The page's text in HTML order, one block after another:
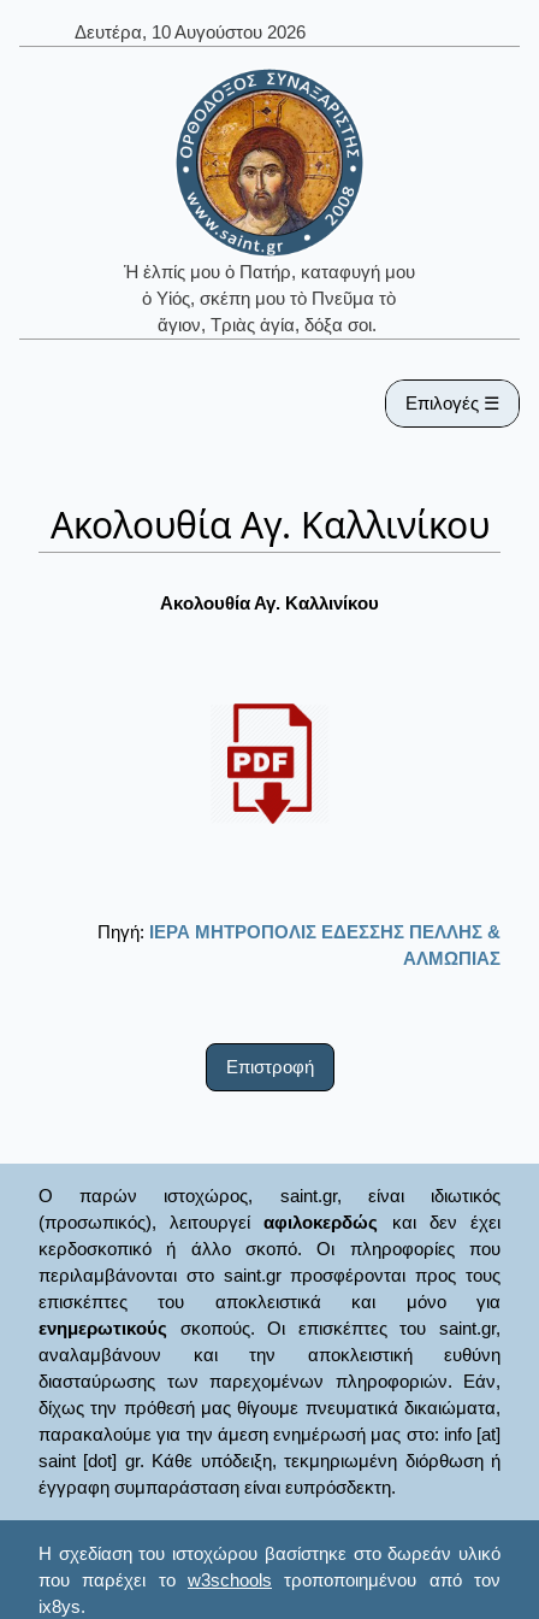
Δευτέρα, 10 Αυγούστου 2026
Ἡ ἐλπίς μου ὁ Πατήρ, καταφυγή μου
ὁ Υἱός, σκέπη μου τὸ Πνεῦμα τὸ
ἅγιον, Τριὰς ἁγία, δόξα σοι.
Επιλογές ☰
Ακολουθία Αγ. Καλλινίκου
Ακολουθία Αγ. Καλλινίκου
Πηγή: ΙΕΡΑ ΜΗΤΡΟΠΟΛΙΣ ΕΔΕΣΣΗΣ ΠΕΛΛΗΣ &
ΑΛΜΩΠΙΑΣ
Επιστροφή
Ο παρών ιστοχώρος, saint.gr, είναι ιδιωτικός
(προσωπικός), λειτουργείαφιλοκερδώς και δεν έχει
κερδοσκοπικό ή άλλο σκοπό. Οι πληροφορίες που
περιλαμβάνονται στο saint.gr προσφέρονται προς τους
επισκέπτες του αποκλειστικά και μόνο για
ενημερωτικούς σκοπούς. Οι επισκέπτες του saint.gr,
αναλαμβάνουν και την αποκλειστική ευθύνη
διασταύρωσης των παρεχομένων πληροφοριών. Εάν,
δίχως την πρόθεσή μας θίγουμε πνευματικά δικαιώματα,
παρακαλούμε για την άμεση ενημέρωσή μας στο: info [at]
saint [dot] gr. Κάθε υπόδειξη, τεκμηριωμένη διόρθωση ή
έγγραφη συμπαράσταση είναι ευπρόσδεκτη.
Η σχεδίαση του ιστοχώρου βασίστηκε στο δωρεάν υλικό
που παρέχει το w3schools τροποποιημένου από τον
ix8ys.